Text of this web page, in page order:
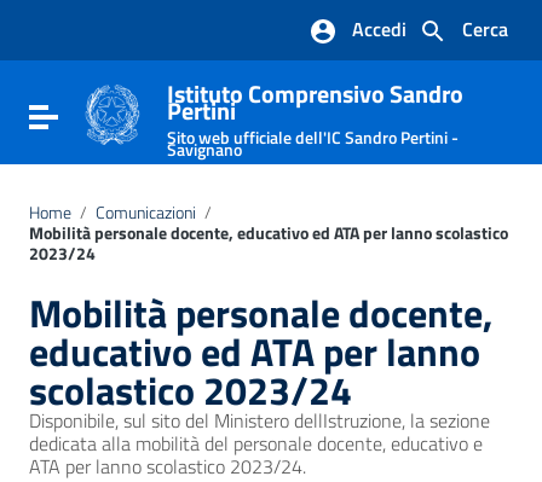
Vai al footer
Cerca
Accedi
Attiva / disattiva la navigazione
Istituto Comprensivo Sandro
Pertini
Sito web ufficiale dell'IC Sandro Pertini -
Savignano
Home / Comunicazioni /
Mobilità personale docente, educativo ed ATA per lanno scolastico
2023/24
Mobilità personale docente,
educativo ed ATA per lanno
scolastico 2023/24
Disponibile, sul sito del Ministero dellIstruzione, la sezione
dedicata alla mobilità del personale docente, educativo e
ATA per lanno scolastico 2023/24.